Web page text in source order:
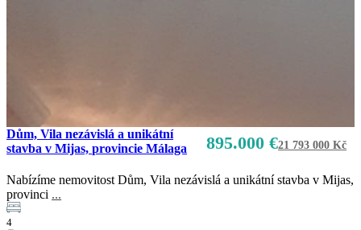
Prodej
K dispozici
895.000 €21 793 000 Kč
Dům, Vila nezávislá a unikátní
stavba v Mijas, provincie Málaga
Nabízíme nemovitost Dům, Vila nezávislá a unikátní stavba v Mijas,
provinci ...
4